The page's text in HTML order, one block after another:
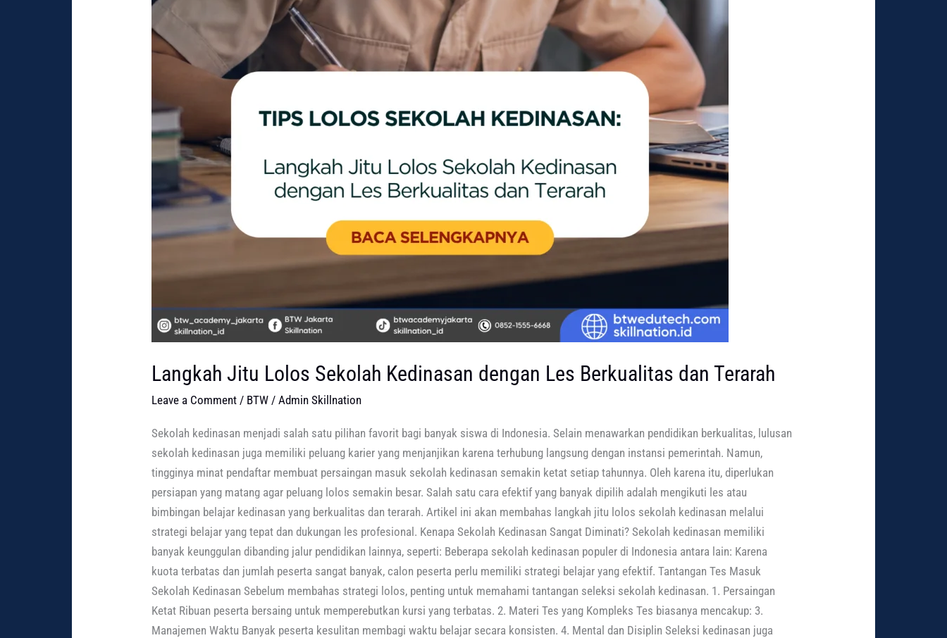
Langkah Jitu Lolos Sekolah Kedinasan dengan Les Berkualitas dan Terarah
Leave a Comment / BTW /Admin Skillnation
Sekolah kedinasan menjadi salah satu pilihan favorit bagi banyak siswa di Indonesia. Selain menawarkan pendidikan berkualitas, lulusan
sekolah kedinasan juga memiliki peluang karier yang menjanjikan karena terhubung langsung dengan instansi pemerintah. Namun,
tingginya minat pendaftar membuat persaingan masuk sekolah kedinasan semakin ketat setiap tahunnya. Oleh karena itu, diperlukan
persiapan yang matang agar peluang lolos semakin besar. Salah satu cara efektif yang banyak dipilih adalah mengikuti les atau
bimbingan belajar kedinasan yang berkualitas dan terarah. Artikel ini akan membahas langkah jitu lolos sekolah kedinasan melalui
strategi belajar yang tepat dan dukungan les profesional. Kenapa Sekolah Kedinasan Sangat Diminati? Sekolah kedinasan memiliki
banyak keunggulan dibanding jalur pendidikan lainnya, seperti: Beberapa sekolah kedinasan populer di Indonesia antara lain: Karena
kuota terbatas dan jumlah peserta sangat banyak, calon peserta perlu memiliki strategi belajar yang efektif. Tantangan Tes Masuk
Sekolah Kedinasan Sebelum membahas strategi lolos, penting untuk memahami tantangan seleksi sekolah kedinasan. 1. Persaingan
Ketat Ribuan peserta bersaing untuk memperebutkan kursi yang terbatas. 2. Materi Tes yang Kompleks Tes biasanya mencakup: 3.
Manajemen Waktu Banyak peserta kesulitan membagi waktu belajar secara konsisten. 4. Mental dan Disiplin Seleksi kedinasan juga